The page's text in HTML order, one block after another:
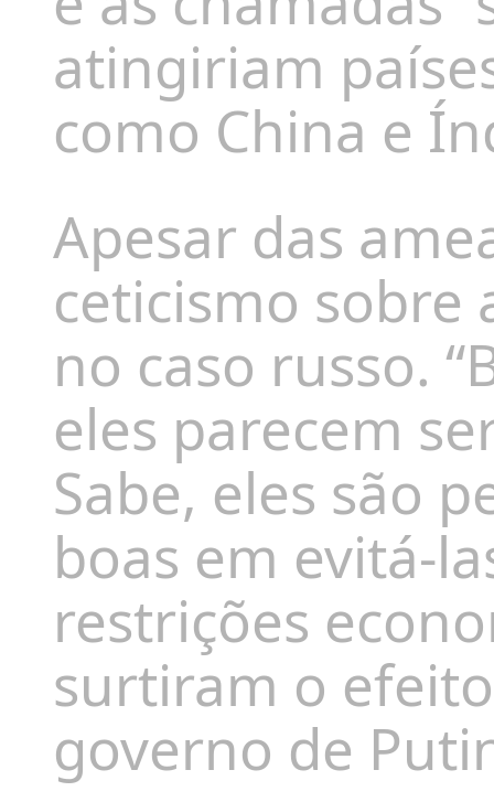
atingiriam
como China e
Apesar das
ceticismo sobre
no caso russo.
eles parecem
Sabe, eles são
boas em evitá-
restrições
surtiram o
governo de